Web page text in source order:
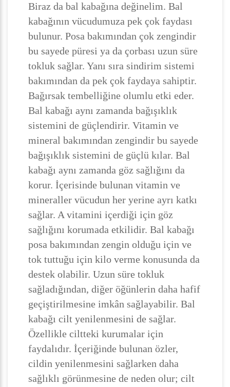
Biraz da bal kabağına değinelim. Bal
kabağının vücudumuza pek çok faydası
bulunur. Posa bakımından çok zengindir
bu sayede püresi ya da çorbası uzun süre
tokluk sağlar. Yanı sıra sindirim sistemi
bakımından da pek çok faydaya sahiptir.
Bağırsak tembelliğine olumlu etki eder.
Bal kabağı aynı zamanda bağışıklık
sistemini de güçlendirir. Vitamin ve
mineral bakımından zengindir bu sayede
bağışıklık sistemini de güçlü kılar. Bal
kabağı aynı zamanda göz sağlığını da
korur. İçerisinde bulunan vitamin ve
mineraller vücudun her yerine ayrı katkı
sağlar. A vitamini içerdiği için göz
sağlığını korumada etkilidir. Bal kabağı
posa bakımından zengin olduğu için ve
tok tuttuğu için kilo verme konusunda da
destek olabilir. Uzun süre tokluk
sağladığından, diğer öğünlerin daha hafif
geçiştirilmesine imkân sağlayabilir. Bal
kabağı cilt yenilenmesini de sağlar.
Özellikle ciltteki kurumalar için
faydalıdır. İçeriğinde bulunan özler,
cildin yenilenmesini sağlarken daha
sağlıklı görünmesine de neden olur; cilt